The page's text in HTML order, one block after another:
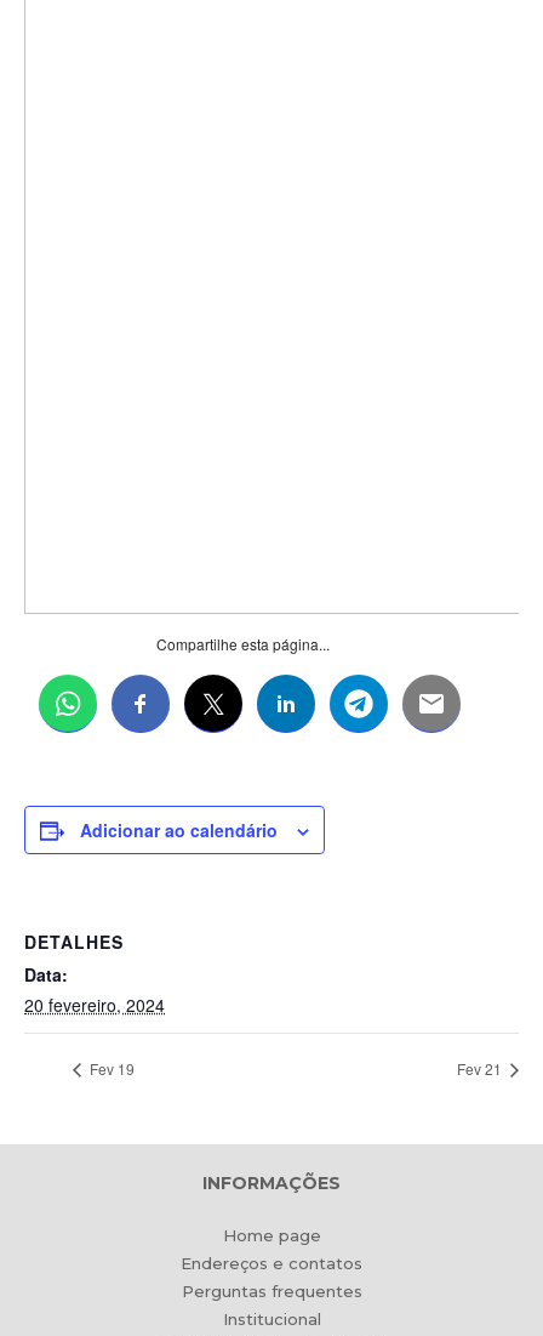
Compartilhe esta página...
Adicionar ao calendário
DETALHES
Data:
20 fevereiro, 2024
Fev 19 Fev 21
INFORMAÇÕES
Home page
Endereços e contatos
Perguntas frequentes
Institucional